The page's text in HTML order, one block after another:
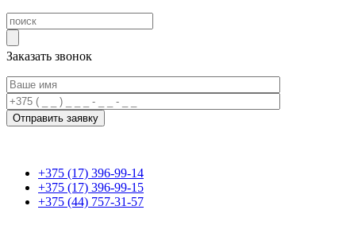
Заказать звонок
+375 (17) 396-99-14
+375 (17) 396-99-15
+375 (44) 757-31-57